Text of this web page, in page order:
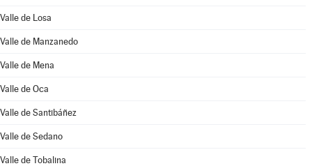
Valle de Losa
Valle de Manzanedo
Valle de Mena
Valle de Oca
Valle de Santibáñez
Valle de Sedano
Valle de Tobalina